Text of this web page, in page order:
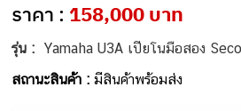
ราคา : 158,000 บาท
รุ่น : Yamaha U3A เปียโนมือสอง
สถานะสินค้า :มีสินค้าพร้อมส่ง